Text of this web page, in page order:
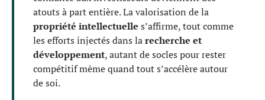
atouts à part entière. La valorisation de la
propriété intellectuelle s’affirme, tout comme
les efforts injectés dans larecherche et
développement, autant de socles pour rester
compétitif même quand tout s’accélère autour
de soi.